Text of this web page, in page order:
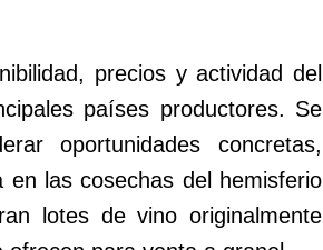
precios y actividad del
países productores. Se
oportunidades concretas,
las cosechas del hemisferio
lotes de vino originalmente